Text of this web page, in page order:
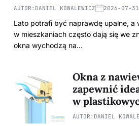
AUTOR: DANIEL KOWALEWICZ 2026-07-31
Lato potrafi być naprawdę upalne, a
w mieszkaniach często dają się we
okna wychodzą na…
Okna z
zapewnić
w
AUTOR: DANIEL